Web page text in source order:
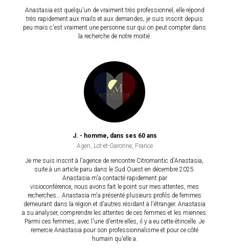
Anastasia est quelqu'un de vraiment très professionnel, elle répond
très rapidement aux mails et aux demandes, je suis inscrit depuis
peu mais c'est vraiment une personne sur qui on peut compter dans
la recherche de notre moitié.
J. - homme, dans ses 60 ans
Agen, Lot-et-Garonne, France
Je me suis inscrit à l'agence de rencontre Citromantic d'Anastasia,
suite à un article paru dans le Sud Ouest en décembre 2025.
Anastasia m'a contacté rapidement par
visioconférence, nous avons fait le point sur mes attentes, mes
recherches… Anastasia m'a présenté plusieurs profils de femmes
demeurant dans la région et d'autres résidant à l'étranger. Anastasia
a su analyser, comprendre les attentes de ces femmes et les miennes.
Parmi ces femmes, avec l'une d'entre elles, il y a eu cette étincelle. Je
remercie Anastasia pour son professionnalisme et pour ce côté
humain qu'elle a.